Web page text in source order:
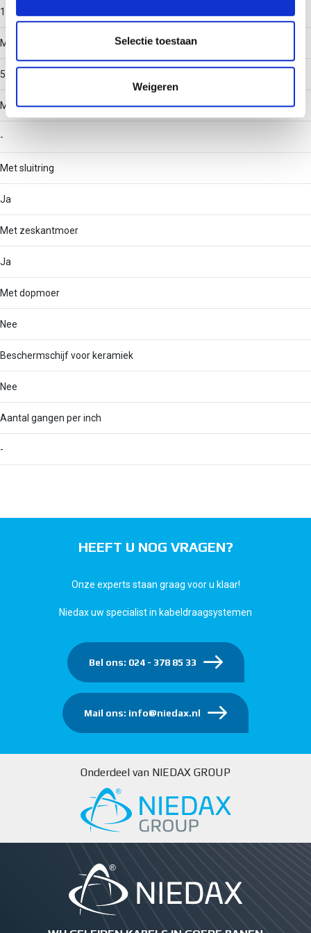
partners voor social media, adverteren en analyse. Deze
partners kunnen deze gegevens combineren met andere
informatie die u aan ze heeft verstrekt of die ze hebben
verzameld op basis van uw gebruik van hun services.
Selectie toestaan
Weigeren
15
Max. plaatdikte
50
Min. diepte holle ruimte
-
Met sluitring
Ja
Met zeskantmoer
Ja
Met dopmoer
Nee
Beschermschijf voor keramiek
Nee
Aantal gangen per inch
-
HEEFT U NOG VRAGEN?
Onze experts staan graag voor u klaar!
Niedax uw specialist in kabeldraagsystemen
Bel ons: 024 - 378 85 33
Mail ons: info@niedax.nl
Onderdeel van NIEDAX GROUP